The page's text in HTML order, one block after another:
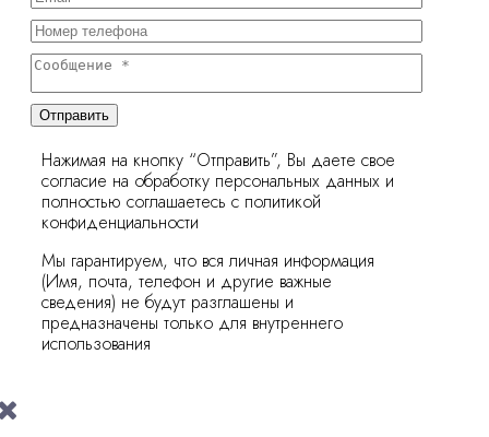
Отправить
Нажимая на кнопку “Отправить”, Вы даете свое
согласие на обработку персональных данных и
полностью соглашаетесь с политикой
конфиденциальности
Мы гарантируем, что вся личная информация
(Имя, почта, телефон и другие важные
сведения) не будут разглашены и
предназначены только для внутреннего
использования